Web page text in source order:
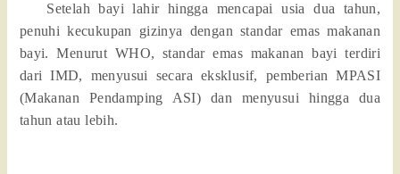
Setelah bayi lahir hingga mencapai usia dua tahun,
penuhi kecukupan gizinya dengan standar emas makanan
bayi. Menurut WHO, standar emas makanan bayi terdiri
dari IMD, menyusui secara eksklusif, pemberian MPASI
(Makanan Pendamping ASI) dan menyusui hingga dua
tahun atau lebih.